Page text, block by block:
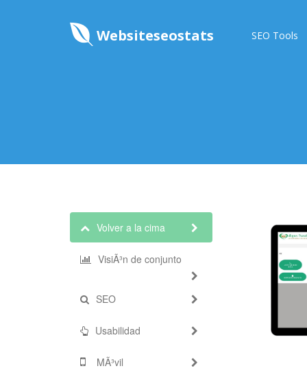
Websiteseostats SEO Tools
Volver a la cima
VisiÃ³n de conjunto
SEO
Usabilidad
MÃ³vil